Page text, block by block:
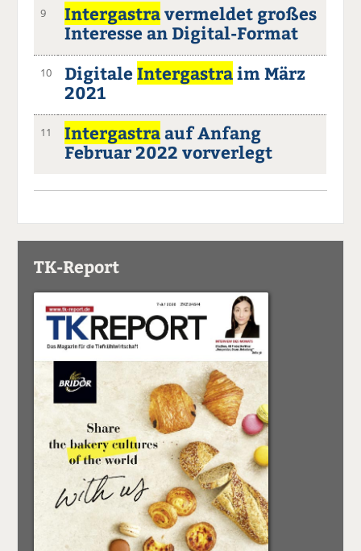
9 Intergastravermeldet großes
Interesse an Digital-Format
10 DigitaleIntergastraim März
2021
11 Intergastraauf Anfang
Februar 2022 vorverlegt
TK-Report